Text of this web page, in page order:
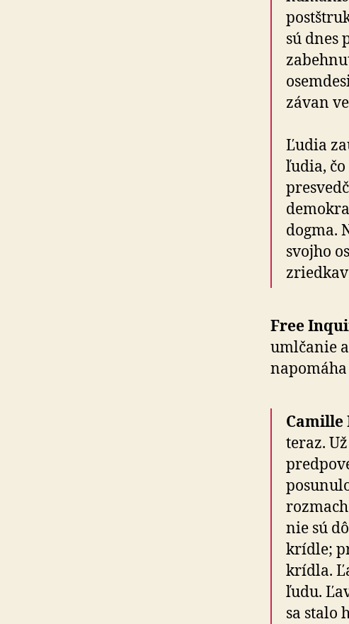
sú dnes
závan
Ľudia
ľudia,
dogma.
svojho
Free
umlčanie
Camille
teraz.
nie sú
krídle;
krídla.
ľudu.
sa stalo